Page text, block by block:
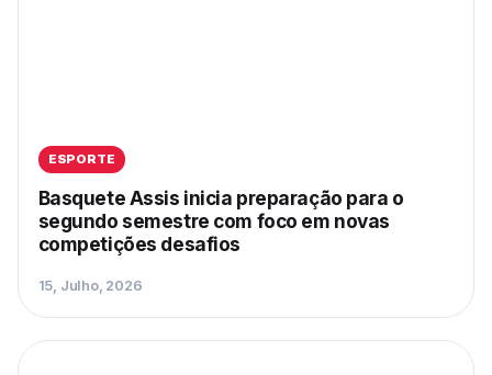
ESPORTE
Basquete Assis inicia preparação para o
segundo semestre com foco em novas
competições desafios
15, Julho, 2026